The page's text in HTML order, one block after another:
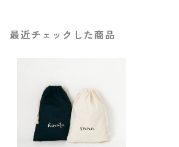
最近チェックした商品